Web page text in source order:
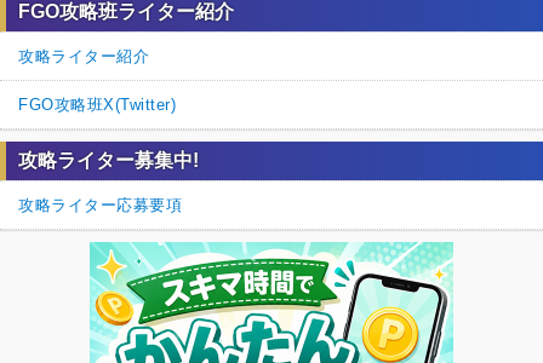
FGO攻略班ライター紹介
攻略ライター紹介
FGO攻略班X(Twitter)
攻略ライター募集中!
攻略ライター応募要項